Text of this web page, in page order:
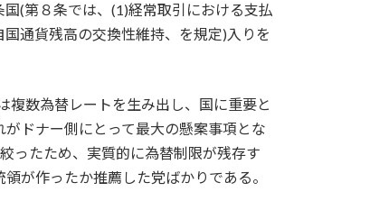
(第８条では、(1)経常取引における支払
通貨残高の交換性維持、を規定)入りを
複数為替レートを生み出し、国に重要と
ドナー側にとって最大の懸案事項とな
ったため、実質的に為替制限が残存す
が作ったか推薦した党ばかりである。